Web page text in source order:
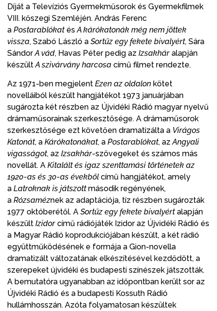
Díját a Televíziós Gyermekműsorok és Gyermekfilmek
VIII. kőszegi Szemléjén. András Ferenc
a PostarablókatésA kárókatonák még nem jöttek
vissza, Szabó László a Sortűz egy fekete bivalyért, Sára
SándorA vád, Havas Péter pedig az Izsakhár alapján
készültA szivárvány harcosa című filmet rendezte.
Az 1971-ben megjelent Ezen az oldalon kötet
novelláiból készült hangjátékot 1973 januárjában
sugározta két részben az Újvidéki Rádió magyar nyelvű
drámaműsorainak szerkesztősége. A drámaműsorok
szerkesztősége ezt követően dramatizálta a Virágos
Katonát, a Kárókatonákat, a Postarablókat, azAngyali
vigasságot, az Izsakhár-szövegeket és számos más
novellát. A Kitalált és igaz szenttamási történetek az
1920-as és 30-as évekből című hangjátékot, amely
a Latroknak is játszottmásodik regényének,
a Rózsaméznek az adaptációja, tíz részben sugározták
1977 októberétől. A Sortűz egy fekete bivalyértalapján
készült Izidor című rádiójáték Izidor az Újvidéki Rádió és
a Magyar Rádió koprodukciójában készült, a két rádió
együttműködésének e formája a Gion-novella
dramatizált változatának elkészítésével kezdődött, a
szerepeket újvidéki és budapesti színészek játszották.
A bemutatóra ugyanabban az időpontban került sor az
Újvidéki Rádió és a budapesti Kossuth Rádió
hullámhosszán. Azóta folyamatosan készültek